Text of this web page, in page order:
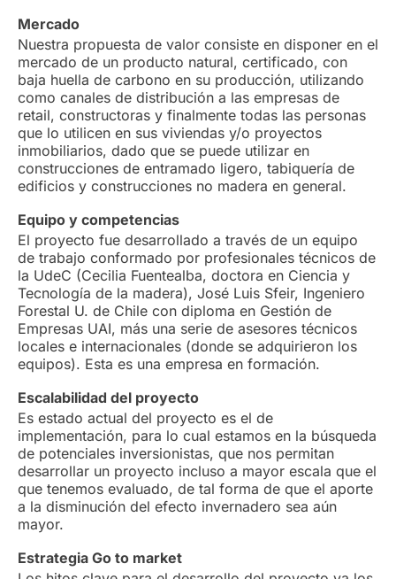
Mercado
Nuestra propuesta de valor consiste en disponer en el
mercado de un producto natural, certificado, con
baja huella de carbono en su producción, utilizando
como canales de distribución a las empresas de
retail, constructoras y finalmente todas las personas
que lo utilicen en sus viviendas y/o proyectos
inmobiliarios, dado que se puede utilizar en
construcciones de entramado ligero, tabiquería de
edificios y construcciones no madera en general.
Equipo y competencias
El proyecto fue desarrollado a través de un equipo
de trabajo conformado por profesionales técnicos de
la UdeC (Cecilia Fuentealba, doctora en Ciencia y
Tecnología de la madera), José Luis Sfeir, Ingeniero
Forestal U. de Chile con diploma en Gestión de
Empresas UAI, más una serie de asesores técnicos
locales e internacionales (donde se adquirieron los
equipos). Esta es una empresa en formación.
Escalabilidad del proyecto
Es estado actual del proyecto es el de
implementación, para lo cual estamos en la búsqueda
de potenciales inversionistas, que nos permitan
desarrollar un proyecto incluso a mayor escala que el
que tenemos evaluado, de tal forma de que el aporte
a la disminución del efecto invernadero sea aún
mayor.
Estrategia Go to market